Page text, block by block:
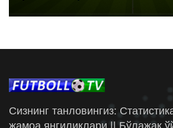
Сизнинг танловингиз:
жамоа янгиликлари || Бўлажак